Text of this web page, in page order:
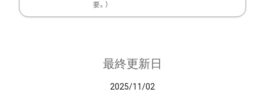
要。）
最終更新日
2025/11/02